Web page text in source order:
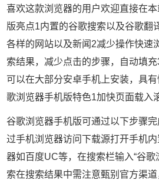
喜欢这款浏览器的用户欢迎直接在
版亮点1内置的谷歌搜索以及谷歌翻
各样的网站以及新闻2减少操作快速
索结果，减少点击的步骤，自动填充
可以在大部分安卓手机上安装，具
歌浏览器手机版特色1加快页面载入
谷歌浏览器手机版可通过以下步骤
过手机浏览器访问下载源打开手机
器如百度UC等，在搜索栏输入“谷歌
索在搜索结果中需注意甄别官方渠